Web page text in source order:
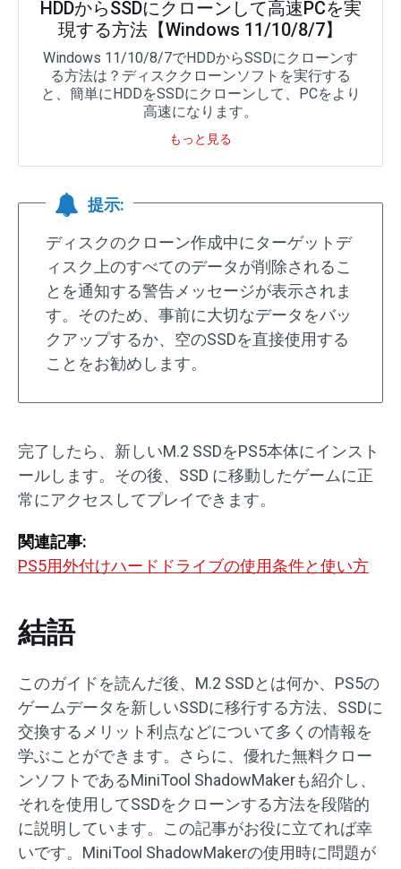
HDDからSSDにクローンして高速PCを実
現する方法【Windows 11/10/8/7】
Windows 11/10/8/7でHDDからSSDにクローンす
る方法は？ディスククローンソフトを実行する
と、簡単にHDDをSSDにクローンして、PCをより
高速になります。
もっと見る
提示:
ディスクのクローン作成中にターゲットデ
ィスク上のすべてのデータが削除されるこ
とを通知する警告メッセージが表示されま
す。そのため、事前に大切なデータをバッ
クアップするか、空のSSDを直接使用する
ことをお勧めします。
完了したら、新しいM.2 SSDをPS5本体にインスト
ールします。その後、SSD に移動したゲームに正
常にアクセスしてプレイできます。
関連記事:
PS5用外付けハードドライブの使用条件と使い方
結語
このガイドを読んだ後、M.2 SSDとは何か、PS5の
ゲームデータを新しいSSDに移行する方法、SSDに
交換するメリット利点などについて多くの情報を
学ぶことができます。さらに、優れた無料クロー
ンソフトであるMiniTool ShadowMakerも紹介し、
それを使用してSSDをクローンする方法を段階的
に説明しています。この記事がお役に立てれば幸
いです。MiniTool ShadowMakerの使用時に問題が